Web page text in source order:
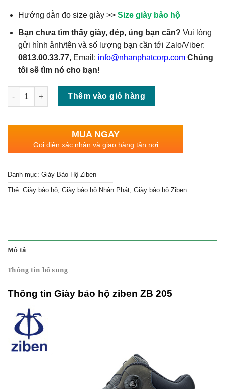
Hướng dẫn đo size giày >> Size giày bảo hộ
Bạn chưa tìm thấy giày, dép, ủng bạn cần? Vui lòng
gửi hình ảnh/tên và số lượng bạn cần tới Zalo/Viber:
0813.00.33.77, Email: info@nhanphatcorp.com Chúng
tôi sẽ tìm nó cho bạn!
Số lượng
Thêm vào giỏ hàng
MUA NGAY
Gọi điện xác nhận và giao hàng tận nơi
Danh mục: Giày Bảo Hộ Ziben
Thẻ: Giày bảo hộ, Giày bảo hộ Nhân Phát, Giày bảo hộ Ziben
Mô tả
Thông tin bổ sung
Thông tin Giày bảo hộ ziben ZB 205